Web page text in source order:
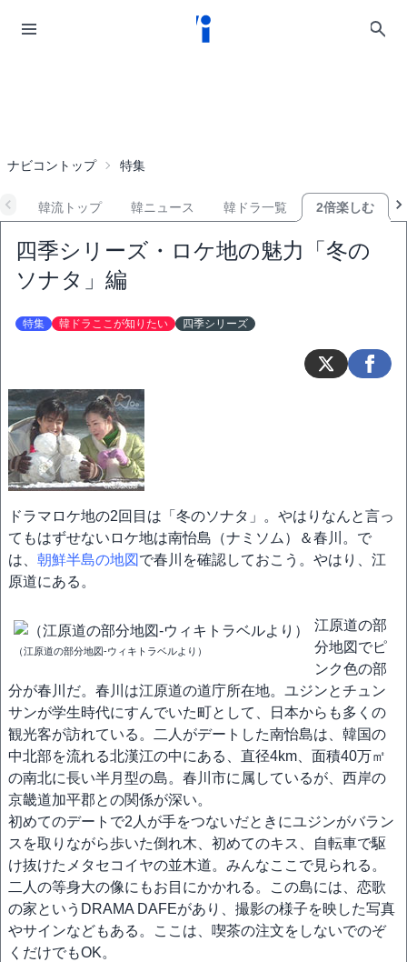
ナビコントップ 特集
韓流トップ 韓ニュース 韓ドラ一覧 2倍楽しむ
四季シリーズ・ロケ地の魅力「冬の
ソナタ」編
特集 韓ドラここが知りたい 四季シリーズ
ドラマロケ地の2回目は「冬のソナタ」。やはりなんと言っ
てもはずせないロケ地は南怡島（ナミソム）＆春川。で
は、 朝鮮半島の地図 で春川を確認しておこう。やはり、江
原道にある。
（江原道の部分地図-ウィキトラベルより）
江原道の部
分地図でピ
ンク色の部
分が春川だ。春川は江原道の道庁所在地。ユジンとチュン
サンが学生時代にすんでいた町として、日本からも多くの
観光客が訪れている。二人がデートした南怡島は、韓国の
中北部を流れる北漢江の中にある、直径4km、面積40万㎡
の南北に長い半月型の島。春川市に属しているが、西岸の
京畿道加平郡との関係が深い。
初めてのデートで2人が手をつないだときにユジンがバラン
スを取りながら歩いた倒れ木、初めてのキス、自転車で駆
け抜けたメタセコイヤの並木道。みんなここで見られる。
二人の等身大の像にもお目にかかれる。この島には、恋歌
の家というDRAMA DAFEがあり、撮影の様子を映した写真
やサインなどもある。ここは、喫茶の注文をしないでのぞ
くだけでもOK。